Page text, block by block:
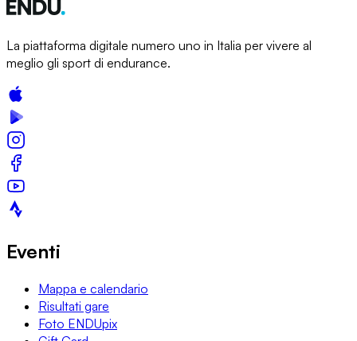
La piattaforma digitale numero uno in Italia per vivere al
meglio gli sport di endurance.
Eventi
Mappa e calendario
Risultati gare
Foto ENDUpix